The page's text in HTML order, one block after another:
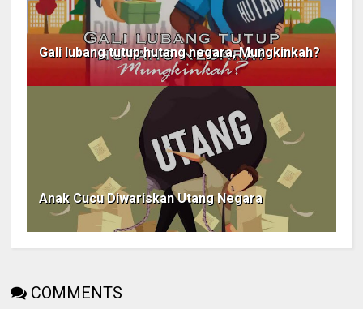
Gali lubang tutup hutang negara, Mungkinkah?
Anak Cucu Diwariskan Utang Negara
COMMENTS